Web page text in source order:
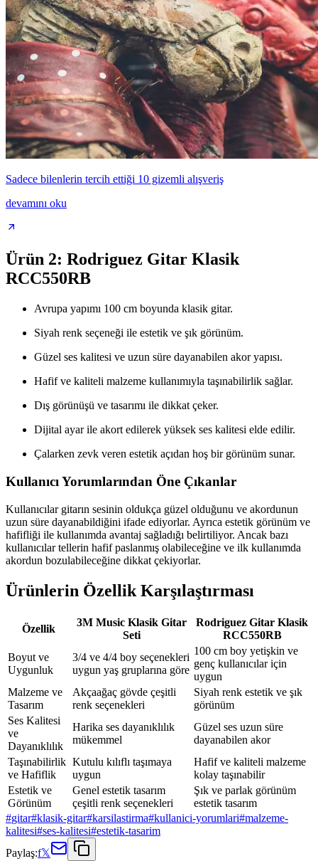
Sadece bilenlerin tercih ettiği 10 gizemli alışveriş
devamını oku
Ürün 2: Rodriguez Gitar Klasik
RCC550RB
Avrupa yapımı 100 cm boyunda klasik gitar.
Siyah renk seçeneği ile estetik ve şık görünüm.
Güzel ses kalitesi ve uzun süre dayanabilen akor yapısı.
Hafif ve kaliteli malzeme kullanımıyla taşınabilirlik sağlar.
Dış görünüşü ve tasarımı ile dikkat çeker.
Dijital ayar ile akort edilerek yüksek ses kalitesi elde edilir.
Çalarken zevk veren estetik açıdan hoş bir görünüm sunar.
Kullanıcı Yorumlarından Öne Çıkanlar
Kullanıcılar gitarın sesinin oldukça güzel olduğunu ve akordunun
uzun süre dayanabildiğini ifade ediyorlar. Ayrıca estetik görünüm ve
hafifliği ile kullanımda avantaj sağladığı belirtiliyor. Ancak bazı
kullanıcılar tellerin hafif paslanmış olabileceğine ve ilk kullanımda
akordun bozulabileceğine dikkat çekiyorlar.
Ürünlerin Özellik Karşılaştırması
Özellik
3M Music Klasik Gitar
Seti
Rodriguez Gitar Klasik
RCC550RB
Boyut ve
Uygunluk
3/4 ve 4/4 boy seçenekleri
uygun yaş gruplarına göre
100 cm boy yetişkin ve
genç kullanıcılar için
uygun
Malzeme ve
Tasarım
Akçaağaç gövde çeşitli
renk seçenekleri
Siyah renk estetik ve şık
görünüm
Ses Kalitesi
ve
Dayanıklılık
Harika ses dayanıklılık
mükemmel
Güzel ses uzun süre
dayanabilen akor
Taşınabilirlik
ve Hafiflik
Kutulu kılıflı taşımaya
uygun
Hafif ve kaliteli malzeme
kolay taşınabilir
Estetik ve
Görünüm
Genel estetik tasarım
çeşitli renk seçenekleri
Şık ve parlak görünüm
estetik tasarım
#gitar#klasik-gitar#karsilastirma#kullanici-yorumlari#malzeme-
kalitesi#ses-kalitesi#estetik-tasarim
Paylaş:f𝕏